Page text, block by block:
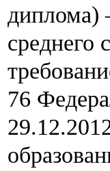
среднего
76